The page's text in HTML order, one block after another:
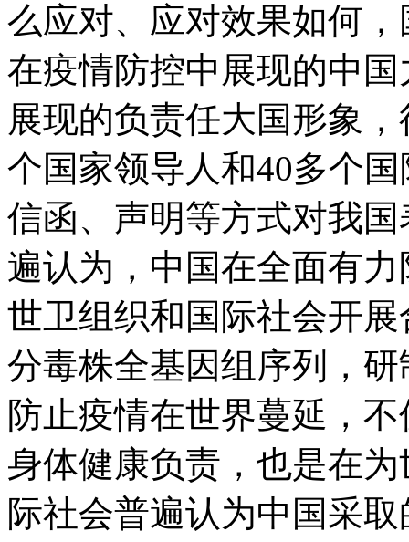
么应对、应对效果如何
在疫情防控中展现的中
展现的负责任大国形象
个国家领导人和40多个
信函、声明等方式对我
遍认为，中国在全面有
世卫组织和国际社会开
分毒株全基因组序列，
防止疫情在世界蔓延，
身体健康负责，也是在
际社会普遍认为中国采